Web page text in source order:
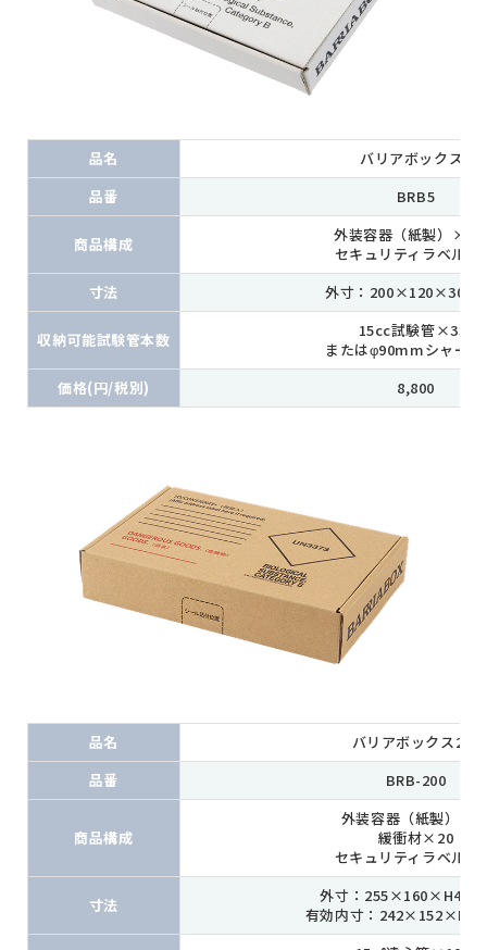
品名
バリアボックス5
品番
BRB5
商品構成
外装容器（紙製）×20
セキュリティラベル
寸法
外寸：
収納可能試験管本数
15cc試験管×3本
またはφ90mmシャーレ
価格(円/税別)
8,800
品名
バリアボックス200
品番
BRB-200
商品構成
外装容器（紙製）
緩衝材×20
セキュリティラベル
寸法
外寸：
有効内寸：